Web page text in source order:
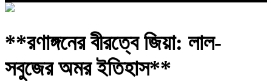
**রণাঙ্গনের বীরত্বে জিয়া: লাল-
সবুজের অমর ইতিহাস**